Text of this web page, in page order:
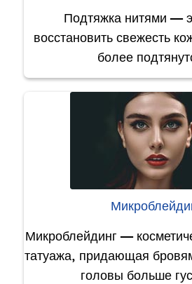
Подтяжка нитями —
восстановить свежесть
более
Микроблейдинг —
татуажа, придающая
головы больше